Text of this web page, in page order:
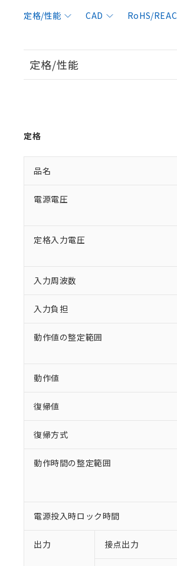
定格/性能 CAD RoHS/
定格/性能
定格
品名
電源電圧
定格入力電圧
入力周波数
入力負担
動作値の整定範囲
動作値
復帰値
復帰方式
動作時間の整定範囲
電源投入時ロック時間
出力 接点出力